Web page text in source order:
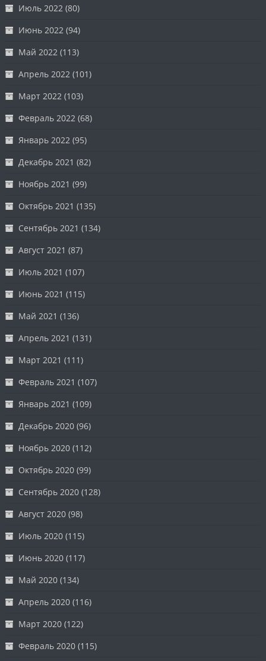
Июль 2022 (80)
Июнь 2022 (94)
Май 2022 (113)
Апрель 2022 (101)
Март 2022 (103)
Февраль 2022 (68)
Январь 2022 (95)
Декабрь 2021 (82)
Ноябрь 2021 (99)
Октябрь 2021 (135)
Сентябрь 2021 (134)
Август 2021 (87)
Июль 2021 (107)
Июнь 2021 (115)
Май 2021 (136)
Апрель 2021 (131)
Март 2021 (111)
Февраль 2021 (107)
Январь 2021 (109)
Декабрь 2020 (96)
Ноябрь 2020 (112)
Октябрь 2020 (99)
Сентябрь 2020 (128)
Август 2020 (98)
Июль 2020 (115)
Июнь 2020 (117)
Май 2020 (134)
Апрель 2020 (116)
Март 2020 (122)
Февраль 2020 (115)